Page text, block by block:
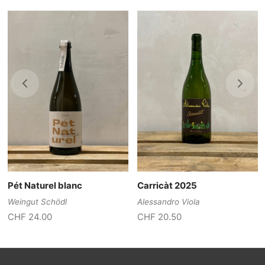
Pét Naturel blanc
Weingut Schödl
CHF 24.00
Carricàt 2025
Alessandro Viola
CHF 20.50